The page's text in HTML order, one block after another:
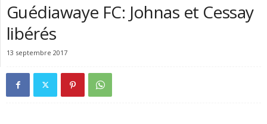
Guédiawaye FC: Johnas et Cessay
libérés
13 septembre 2017